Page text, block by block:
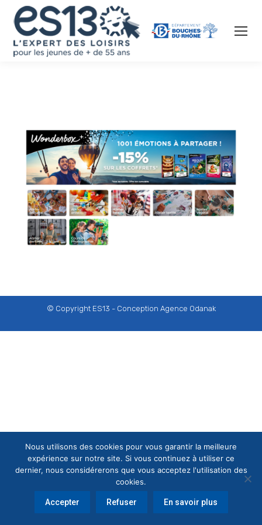
© Copyright ES13 - Conception Agence Odanak
Nous utilisons des cookies pour vous garantir la meilleure
expérience sur notre site. Si vous continuez à utiliser ce
dernier, nous considérerons que vous acceptez l'utilisation des
cookies.
Accepter Refuser En savoir plus